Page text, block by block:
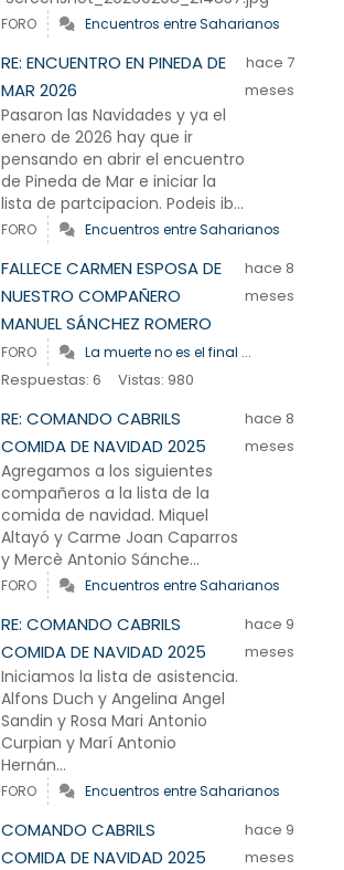
FORO Encuentros entre Saharianos
RE: ENCUENTRO EN PINEDA DE
MAR 2026
Pasaron las Navidades y ya el
enero de 2026 hay que ir
pensando en abrir el encuentro
de Pineda de Mar e iniciar la
lista de partcipacion. Podeis ib...
hace 7
meses
FORO Encuentros entre Saharianos
FALLECE CARMEN ESPOSA DE
NUESTRO COMPAÑERO
MANUEL SÁNCHEZ ROMERO
hace 8
meses
FORO La muerte no es el final ...
Respuestas: 6 Vistas: 980
RE: COMANDO CABRILS
COMIDA DE NAVIDAD 2025
Agregamos a los siguientes
compañeros a la lista de la
comida de navidad. Miquel
Altayó y Carme Joan Caparros
y Mercè Antonio Sánche...
hace 8
meses
FORO Encuentros entre Saharianos
RE: COMANDO CABRILS
COMIDA DE NAVIDAD 2025
Iniciamos la lista de asistencia.
Alfons Duch y Angelina Angel
Sandin y Rosa Mari Antonio
Curpian y Marí Antonio
Hernán...
hace 9
meses
FORO Encuentros entre Saharianos
COMANDO CABRILS
COMIDA DE NAVIDAD 2025
hace 9
meses